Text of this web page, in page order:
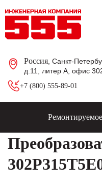
Россия , Санкт-
д.11, литер А, офис
+7 (800) 555-89-01